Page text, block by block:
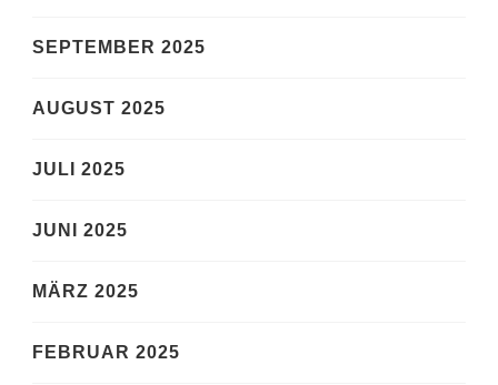
SEPTEMBER 2025
AUGUST 2025
JULI 2025
JUNI 2025
MÄRZ 2025
FEBRUAR 2025